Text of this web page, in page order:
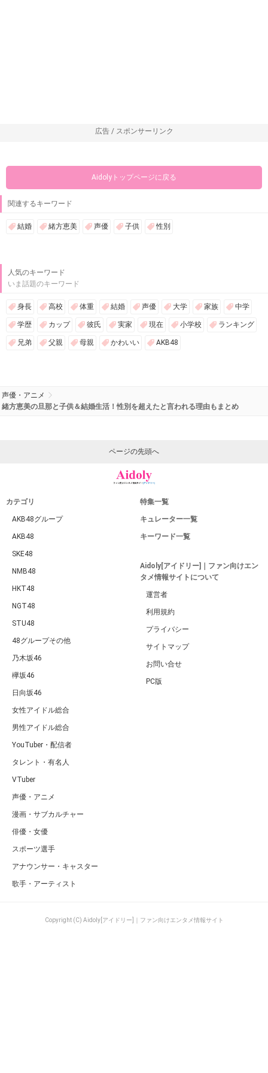
広告 / スポンサーリンク
Aidolyトップページに戻る
関連するキーワード
結婚 緒方恵美 声優 子供 性別
人気のキーワード
いま話題のキーワード
身長 高校 体重 結婚 声優 大学 家族 中学
学歴 カップ 彼氏 実家 現在 小学校 ランキング
兄弟 父親 母親 かわいい AKB48
声優・アニメ
緒方恵美の旦那と子供＆結婚生活！性別を超えたと言われる理由もまとめ
ページの先頭へ
カテゴリ
AKB48グループ
AKB48
SKE48
NMB48
HKT48
NGT48
STU48
48グループその他
乃木坂46
欅坂46
日向坂46
女性アイドル総合
男性アイドル総合
YouTuber・配信者
タレント・有名人
VTuber
声優・アニメ
漫画・サブカルチャー
俳優・女優
スポーツ選手
アナウンサー・キャスター
歌手・アーティスト
特集一覧
キュレーター一覧
キーワード一覧
Aidoly[アイドリー]｜ファン向けエン
タメ情報サイトについて
運営者
利用規約
プライバシー
サイトマップ
お問い合せ
PC版
Copyright (C) Aidoly[アイドリー]｜ファン向けエンタメ情報サイト